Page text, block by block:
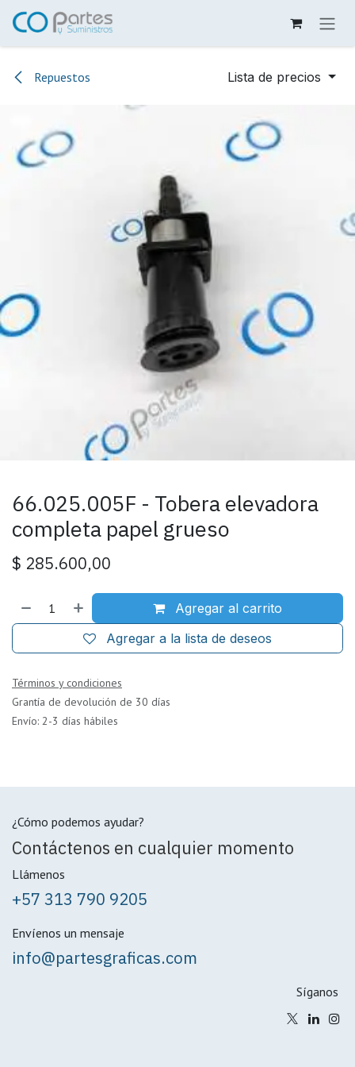
Ir al contenido
Repuestos Lista de precios
66.025.005F - Tobera elevadora
completa papel grueso
$ 285.600,00
Agregar al carrito
Agregar a la lista de deseos
Términos y condiciones
Grantía de devolución de 30 días
Envío: 2-3 días hábiles
¿Cómo podemos ayudar?
Contáctenos en cualquier momento
Llámenos
+57 313 790 9205
Envíenos un mensaje
info@partesgraficas.com
Síganos